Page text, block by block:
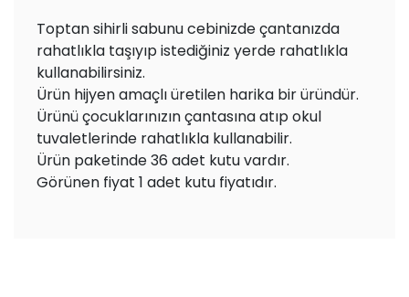
Toptan sihirli sabunu cebinizde çantanızda
rahatlıkla taşıyıp istediğiniz yerde rahatlıkla
kullanabilirsiniz.
Ürün hijyen amaçlı üretilen harika bir üründür.
Ürünü çocuklarınızın çantasına atıp okul
tuvaletlerinde rahatlıkla kullanabilir.
Ürün paketinde 36 adet kutu vardır.
Görünen fiyat 1 adet kutu fiyatıdır.